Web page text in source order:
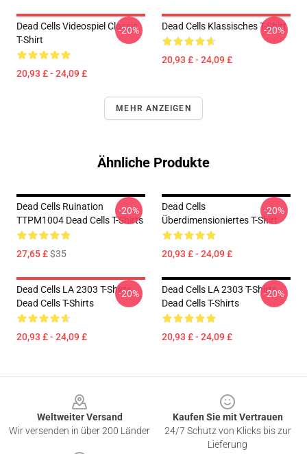
Dead Cells Videospiel Classic
T-Shirt
20,93 £ - 24,09 £
-20% Dead Cells Klassisches T-Shirt
20,93 £ - 24,09 £
-20%
MEHR ANZEIGEN
Ähnliche Produkte
Dead Cells Ruination
TTPM1004 Dead Cells T-Shirts
27,65 £$35
-20%
Dead Cells
Überdimensioniertes T-Shirt
20,93 £ - 24,09 £
-20%
Dead Cells LA 2303 T-Shirts
Dead Cells T-Shirts
20,93 £ - 24,09 £
-20%
Dead Cells LA 2303 T-Shirts
Dead Cells T-Shirts
20,93 £ - 24,09 £
-20%
Weltweiter Versand
Wir versenden in über 200 Länder
Kaufen Sie mit Vertrauen
24/7 Schutz von Klicks bis zur
Lieferung